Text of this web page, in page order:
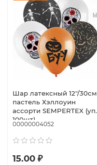
Шар латексный 12"/30см
пастель Хэллоуин
ассорти SEMPERTEX (уп
100шт)
00000004052
15.00 ₽